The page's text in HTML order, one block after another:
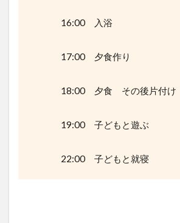
16:00 入浴
17:00 夕食作り
18:00 夕食 その後片付け
19:00 子どもと遊ぶ
22:00 子どもと就寝